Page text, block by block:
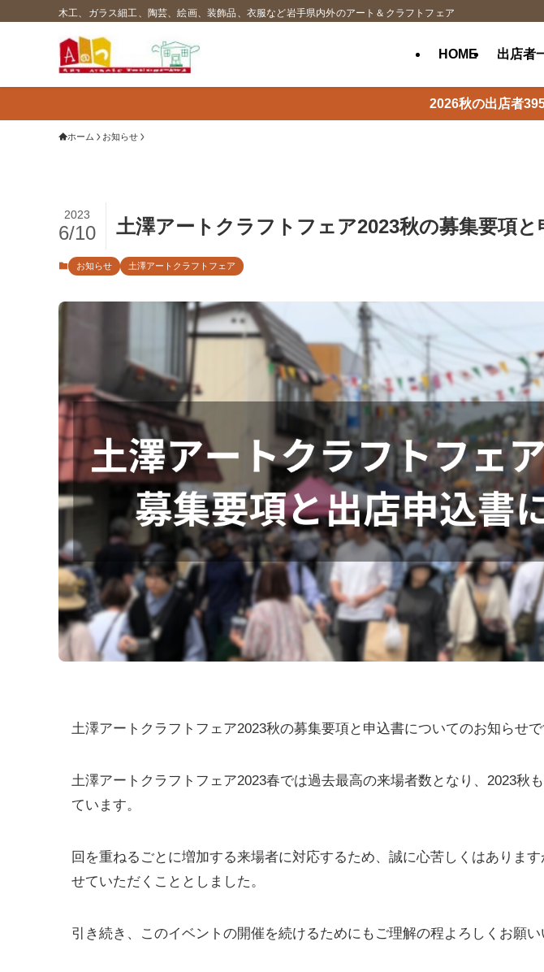
木工、ガラス細工、陶芸、絵画、装飾品、衣服など岩手県内外のアート＆クラフトフェア
HOME 出店者
2026秋の出店者
ホーム お知らせ
土澤アートクラフトフェア2023秋の募集要項と
2023
6/10
お知らせ 土澤アートクラフトフェア
土澤アートクラフトフェア2023秋の募集要項と申込書についてのお知らせで
土澤アートクラフトフェア2023春では過去最高の来場者数となり、2023秋
ています。
回を重ねるごとに増加する来場者に対応するため、誠に心苦しくはあります
せていただくこととしました。
引き続き、このイベントの開催を続けるためにもご理解の程よろしくお願い